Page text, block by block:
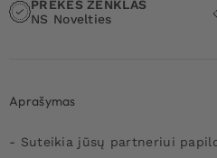
PREKĖS ŽENKLAS
NS Novelties
Aprašymas
- Suteikia jūsų partneriui